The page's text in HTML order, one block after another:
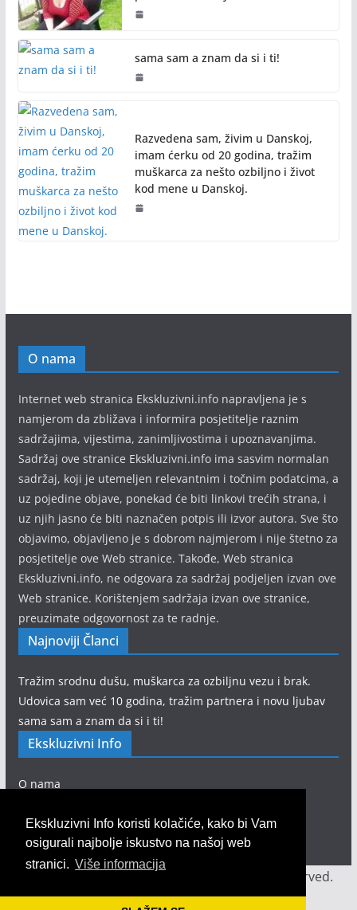
Ekskluzivni Info koristi kolačiće, kako bi Vam
osigurali najbolje iskustvo na našoj web
stranici. Više informacija
sama sam a znam da si i ti!
Razvedena sam, živim u Danskoj,
imam ćerku od 20 godina, tražim
muškarca za nešto ozbiljno i život
kod mene u Danskoj.
O nama
Internet web stranica Ekskluzivni.info napravljena je s
namjerom da zbližava i informira posjetitelje raznim
sadržajima, vijestima, zanimljivostima i upoznavanjima.
Sadržaj ove stranice Ekskluzivni.info ima sasvim normalan
sadržaj, koji je utemeljen relevantnim i točnim podatcima, a
uz pojedine objave, ponekad će biti linkovi trećih strana, i
uz njih jasno će biti naznačen potpis ili izvor autora. Sve što
objavimo, objavljeno je s dobrom najmjerom i nije štetno za
posjetitelje ove Web stranice. Takođe, Web stranica
Ekskluzivni.info, ne odgovara za sadržaj podjeljen izvan ove
Web stranice. Korištenjem sadržaja izvan ove stranice,
preuzimate odgovornost za te radnje.
Najnoviji Članci
Tražim srodnu dušu, muškarca za ozbiljnu vezu i brak.
Udovica sam već 10 godina, tražim partnera i novu ljubav
sama sam a znam da si i ti!
Ekskluzivni Info
O nama
Kontakt obrazac
Ekskluzivni info
. All rights reserved.
Theme: ColorMag byThemeGrill. Powered by